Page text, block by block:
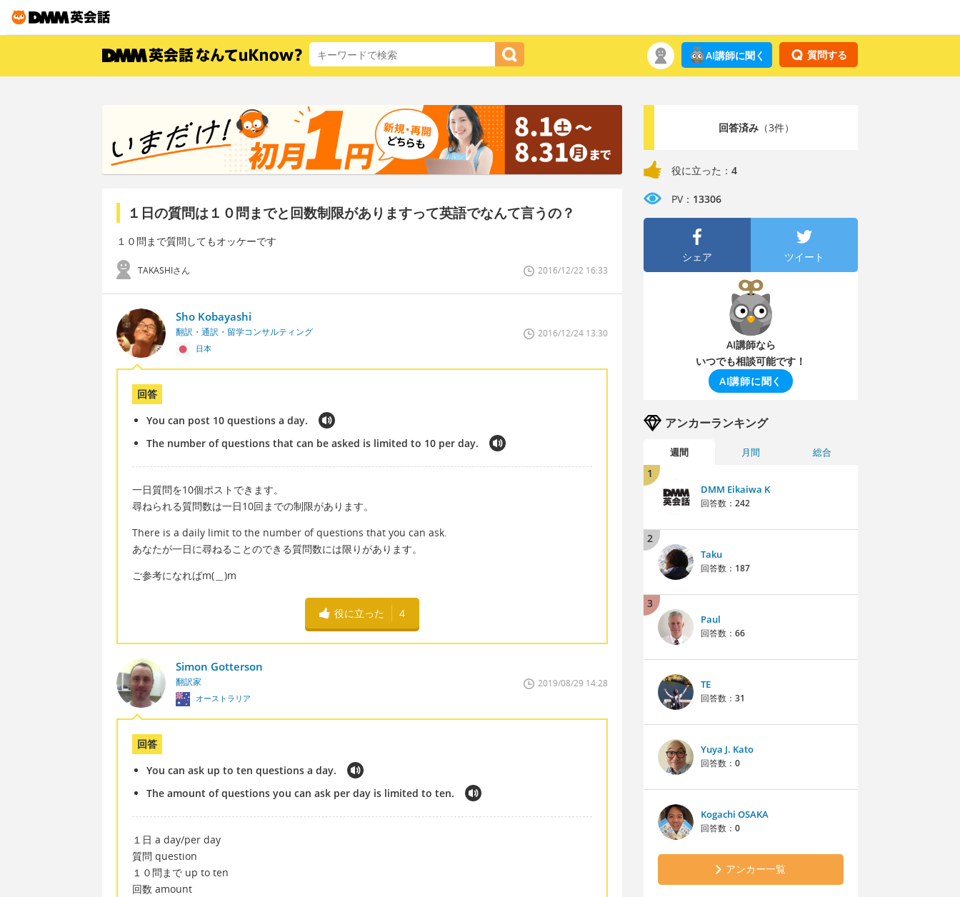
質問する
AI講師に聞く
１日の質問は１０問までと回数制限がありますって英語でなんて言うの？
１０問まで質問してもオッケーです
TAKASHIさん 2016/12/22 16:33
Sho Kobayashi
翻訳・通訳・留学コンサルティング
日本
2016/12/24 13:30
回答
You can post 10 questions a day.
The number of questions that can be asked is limited to 10 per day.
一日質問を10個ポストできます。
尋ねられる質問数は一日10回までの制限があります。
There is a daily limit to the number of questions that you can ask.
あなたが一日に尋ねることのできる質問数には限りがあります。
ご参考になればm(＿)m
役に立った 4
Simon Gotterson
翻訳家
オーストラリア
2019/08/29 14:28
回答
You can ask up to ten questions a day.
The amount of questions you can ask per day is limited to ten.
１日 a day/per day
質問 question
１０問まで up to ten
回数 amount
回答済み（3件）
役に立った： 4
PV： 13306
シェア ツイート
AI講師なら
いつでも相談可能です！
AI講師に聞く
アンカーランキング
週間 月間 総合
1
DMM Eikaiwa K
回答数： 242
2
Taku
回答数： 187
3
Paul
回答数： 66
TE
回答数： 31
Yuya J. Kato
回答数： 0
Kogachi OSAKA
回答数： 0
アンカー一覧